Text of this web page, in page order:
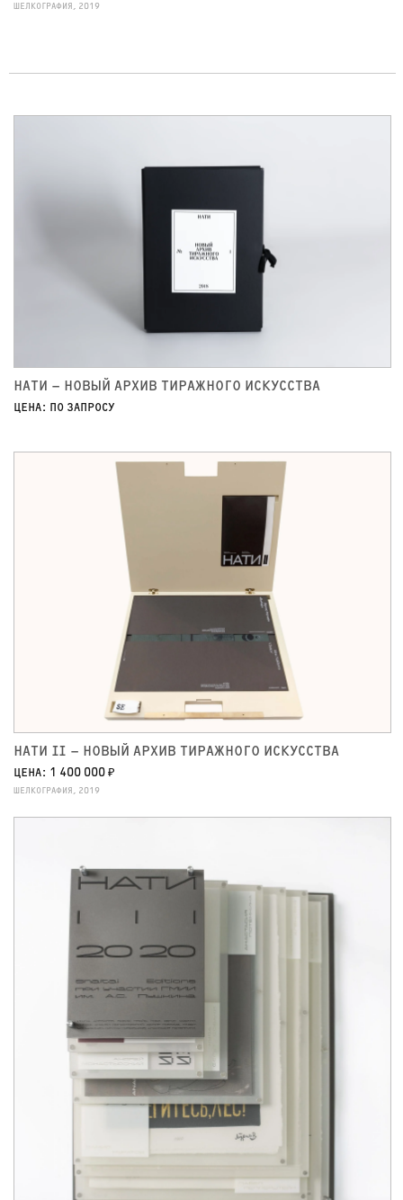
ШЕЛКОГРАФИЯ, 2019
НАТИ – НОВЫЙ АРХИВ ТИРАЖНОГО ИСКУССТВА
ЦЕНА: ПО ЗАПРОСУ
НАТИ II – НОВЫЙ АРХИВ ТИРАЖНОГО ИСКУССТВА
ЦЕНА: 1 400 000 ₽
ШЕЛКОГРАФИЯ, 2019